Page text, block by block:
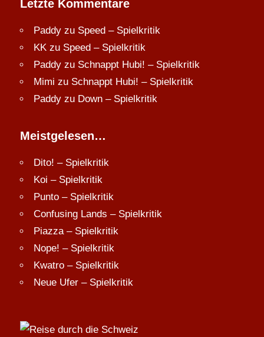
Letzte Kommentare
Paddy zu Speed – Spielkritik
KK zu Speed – Spielkritik
Paddy zu Schnappt Hubi! – Spielkritik
Mimi zu Schnappt Hubi! – Spielkritik
Paddy zu Down – Spielkritik
Meistgelesen…
Dito! – Spielkritik
Koi – Spielkritik
Punto – Spielkritik
Confusing Lands – Spielkritik
Piazza – Spielkritik
Nope! – Spielkritik
Kwatro – Spielkritik
Neue Ufer – Spielkritik